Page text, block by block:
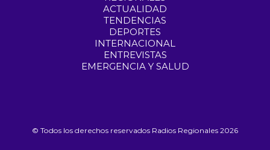
ACTUALIDAD
TENDENCIAS
DEPORTES
INTERNACIONAL
ENTREVISTAS
EMERGENCIA Y SALUD
© Todos los derechos reservados Radios Regionales 2026